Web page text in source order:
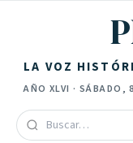
LA VOZ
AÑO XLVI · SÁBADO,